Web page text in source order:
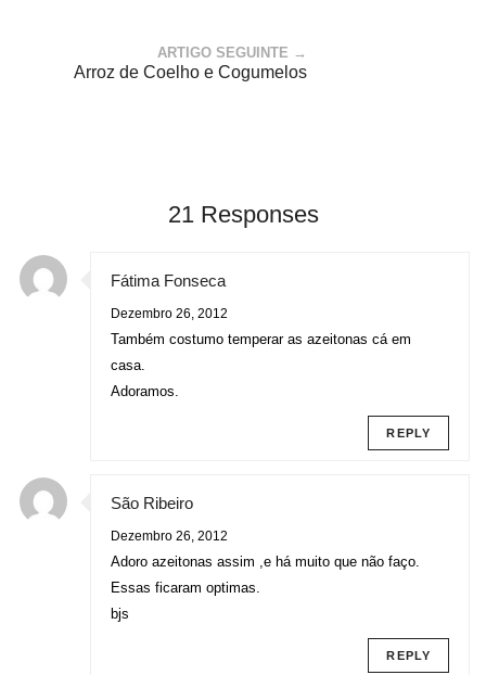
ARTIGO SEGUINTE →
Arroz de Coelho e Cogumelos
21 Responses
Fátima Fonseca
Dezembro 26, 2012
Também costumo temperar as azeitonas cá em
casa.
Adoramos.
REPLY
São Ribeiro
Dezembro 26, 2012
Adoro azeitonas assim ,e há muito que não faço.
Essas ficaram optimas.
bjs
REPLY